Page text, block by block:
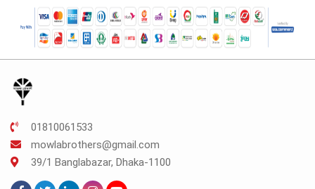
01810061533
mowlabrothers@gmail.com
39/1 Banglabazar, Dhaka-1100